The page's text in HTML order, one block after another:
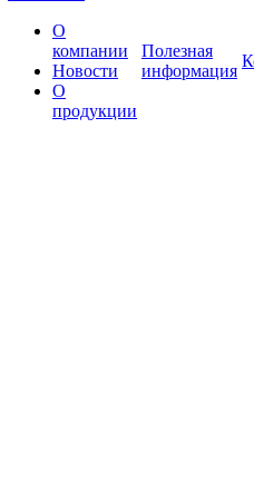
О
компании
Новости
О
продукции
Полезная
информация